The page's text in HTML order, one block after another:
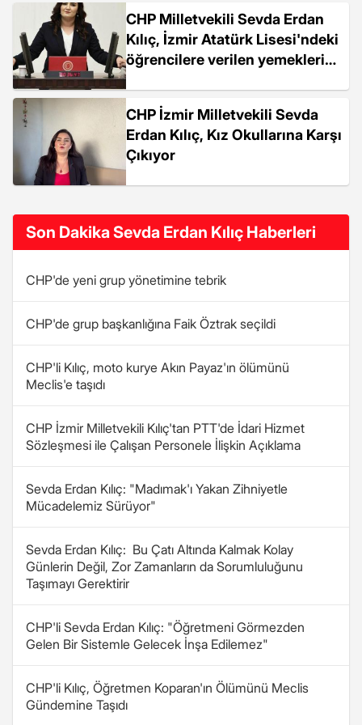
CHP Milletvekili Sevda Erdan
Kılıç, İzmir Atatürk Lisesi'ndeki
öğrencilere verilen yemekleri
CHP İzmir Milletvekili Sevda
Erdan Kılıç, Kız Okullarına Karşı
Çıkıyor
Son Dakika Sevda Erdan Kılıç Haberleri
CHP'de yeni grup yönetimine tebrik
CHP'de grup başkanlığına Faik Öztrak seçildi
CHP'li Kılıç, moto kurye Akın Payaz'ın ölümünü
Meclis'e taşıdı
CHP İzmir Milletvekili Kılıç'tan PTT'de İdari Hizmet
Sözleşmesi ile Çalışan Personele İlişkin Açıklama
Sevda Erdan Kılıç: "Madımak'ı Yakan Zihniyetle
Mücadelemiz Sürüyor"
Sevda Erdan Kılıç: Bu Çatı Altında Kalmak Kolay
Günlerin Değil, Zor Zamanların da Sorumluluğunu
Taşımayı Gerektirir
CHP'li Sevda Erdan Kılıç: "Öğretmeni Görmezden
Gelen Bir Sistemle Gelecek İnşa Edilemez"
CHP'li Kılıç, Öğretmen Koparan'ın Ölümünü Meclis
Gündemine Taşıdı